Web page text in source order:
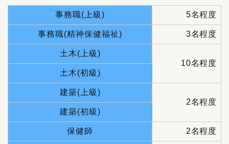
事務職(上級) 5名程度
事務職(精神保健福祉) 3名程度
土木(上級)
10名程度
土木(初級)
建築(上級)
2名程度
建築(初級)
保健師 2名程度